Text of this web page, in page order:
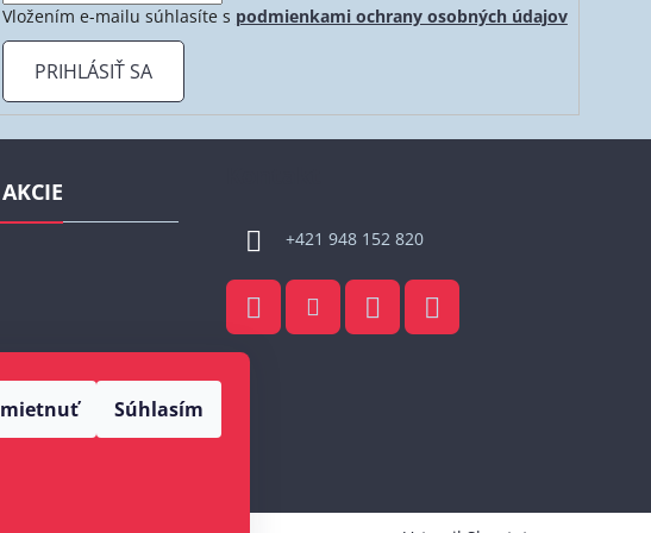
Súhlasím
Vložením e-mailu súhlasíte s podmienkami ochrany osobných údajov
PRIHLÁSIŤ SA
+421 948 152 820